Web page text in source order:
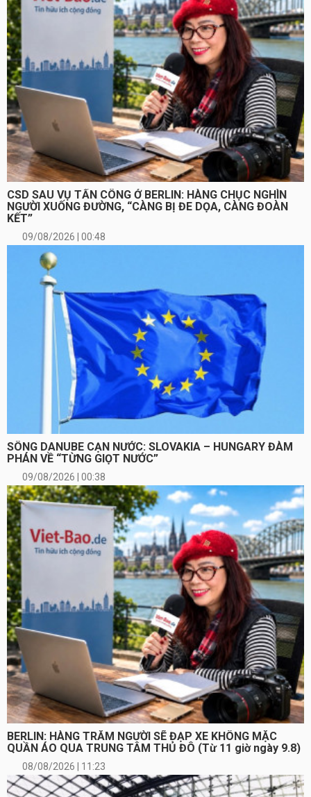
CSD SAU VỤ TẤN CÔNG Ở BERLIN: HÀNG CHỤC NGHÌN
NGƯỜI XUỐNG ĐƯỜNG, “CÀNG BỊ ĐE DỌA, CÀNG ĐOÀN
KẾT”
09/08/2026 | 00:48
SÔNG DANUBE CẠN NƯỚC: SLOVAKIA – HUNGARY ĐÀM
PHÁN VỀ “TỪNG GIỌT NƯỚC”
09/08/2026 | 00:38
BERLIN: HÀNG TRĂM NGƯỜI SẼ ĐẠP XE KHÔNG MẶC
QUẦN ÁO QUA TRUNG TÂM THỦ ĐÔ (Từ 11 giờ ngày 9.8)
08/08/2026 | 11:23